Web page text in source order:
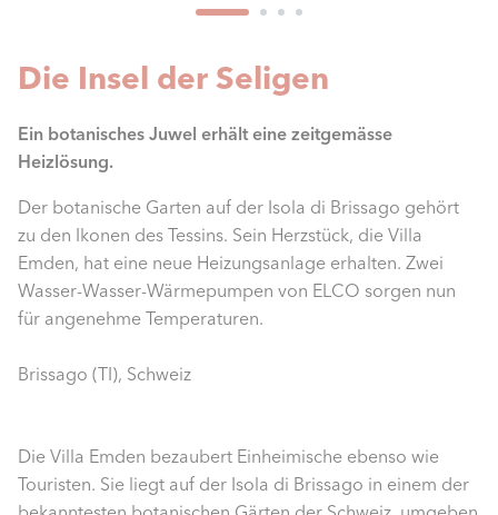
Die Insel der Seligen
Ein botanisches Juwel erhält eine zeitgemässe
Heizlösung.
Der botanische Garten auf der Isola di Brissago gehört
zu den Ikonen des Tessins. Sein Herzstück, die Villa
Emden, hat eine neue Heizungsanlage erhalten. Zwei
Wasser-Wasser-Wärmepumpen von ELCO sorgen nun
für angenehme Temperaturen.
Brissago (TI), Schweiz
Die Villa Emden bezaubert Einheimische ebenso wie
Touristen. Sie liegt auf der Isola di Brissago in einem der